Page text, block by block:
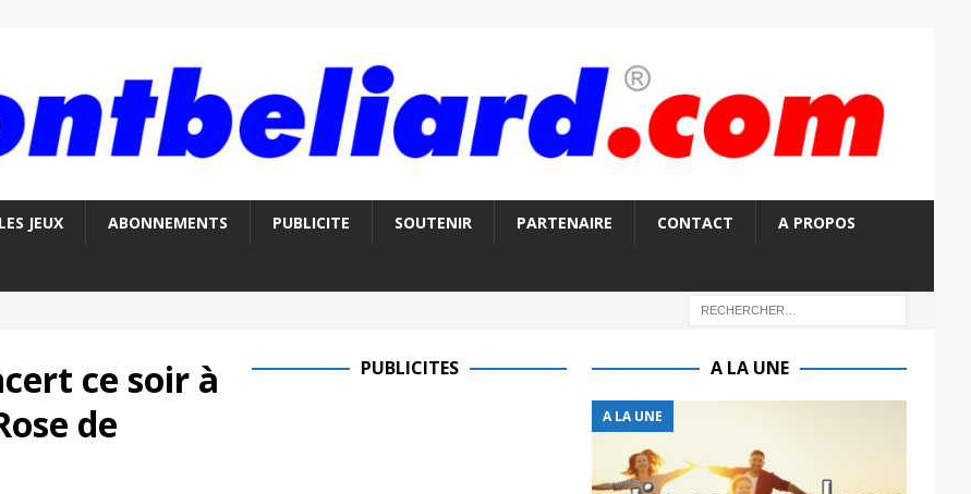
LES JEUX ABONNEMENTS PUBLICITE SOUTENIR PARTENAIRE CONTACT A PROPOS
ce soir à
de
PUBLICITES A LA UNE
A LA UNE